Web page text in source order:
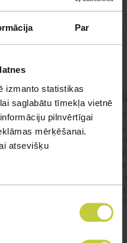
Par
izmanto statistikas
saglabātu tīmekļa vietnē
pilnvērtīgai
mērķēšanai.
atsevišķu
jebkuru Jūsu jautājumu
,ko ieklāj zem
sekas varētu
darīt?
būtu